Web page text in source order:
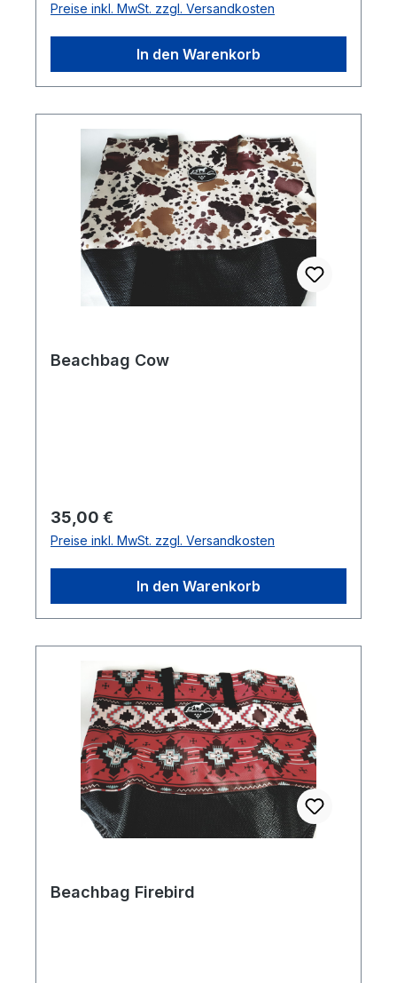
Preise inkl. MwSt. zzgl. Versandkosten
In den Warenkorb
Beachbag Cow
Regulärer Preis:
35,00 €
Preise inkl. MwSt. zzgl. Versandkosten
In den Warenkorb
Beachbag Firebird